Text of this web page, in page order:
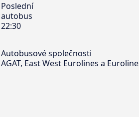
Poslední
autobus
22:30
Autobusové společnosti
AGAT, East West Eurolines a